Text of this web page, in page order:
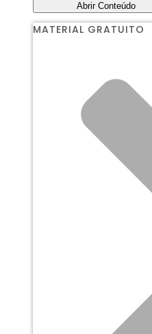
Abrir Conteúdo
MATERIAL GRATUITO